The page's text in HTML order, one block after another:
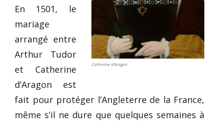
Catherine d’Aragon
En 1501, le
mariage
arrangé entre
Arthur Tudor
et Catherine
d’Aragon est
fait pour protéger l’Angleterre de la France,
même s’il ne dure que quelques semaines à